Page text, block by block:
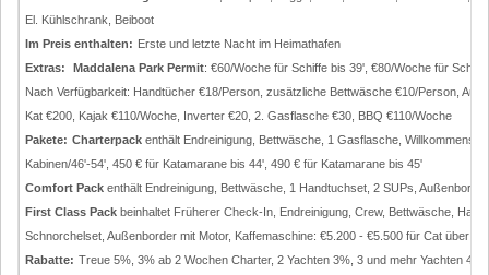
El. Kühlschrank, Beiboot
Im Preis enthalten: Erste und letzte Nacht im Heimathafen
Extras:
Maddalena Park Permit: €60/Woche für Schiffe bis 39', €80/Woche für
Nach Verfügbarkeit: Handtücher €18/Person, zusätzliche Bettwäsche €10/Person,
Kat €200, Kajak €110/Woche, Inverter €20, 2. Gasflasche €30, BBQ €110/Woche
Pakete: Charterpack enthält Endreinigung, Bettwäsche, 1 Gasflasche,
Kabinen/46'-54', 450 € für Katamarane bis 44', 490 € für Katamarane bis 45'
Comfort Pack enthält Endreinigung, Bettwäsche, 1 Handtuchset, 2 SUPs,
First Class Pack beinhaltet Früherer Check-In, Endreinigung, Crew, Bettwäsche,
Schnorchelset, Außenborder mit Motor, Kaffemaschine: €5.200 - €5.500 für Cat über 50'
Rabatte: Treue 5%, 3% ab 2 Wochen Charter, 2 Yachten 3%, 3 und mehr Yachten